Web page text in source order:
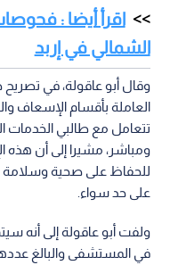
الشمالي في إربد
وقال أبو عاقولة، في
العاملة بأقسام الإسعاف
تتعامل مع طالبي
ومباشر، مشيرا إلى أن هذه
للحفاظ على صحية وسلامة
على حد سواء.
ولفت أبو عاقولة إلى أنه